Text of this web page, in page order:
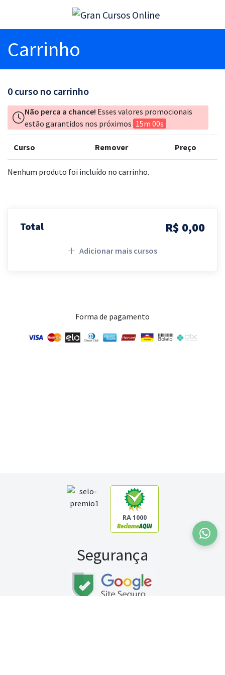
Carrinho
0 curso no carrinho
Não perca a chance! Esses valores promocionais
estão garantidos nos próximos 15m 00s
Curso Remover Preço
Nenhum produto foi incluído no carrinho.
Total R$ 0,00
Adicionar mais cursos
Forma de pagamento
RA 1000
Segurança